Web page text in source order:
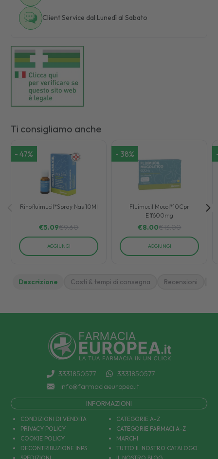
Client Service dal Lunedì al Sabato
Ti consigliamo anche
- 47%
Rinofluimucil*Spray Nas 10Ml
€5.09€9.60
AGGIUNGI
- 38%
Fluimucil Mucol*10Cpr
Eff600mg
€8.00€13.00
AGGIUNGI
Descrizione Costi & tempi di consegna Recensioni
3331850577
3331850577
info@farmaciaeuropea.it
INFORMAZIONI
CONDIZIONI DI VENDITA
PRIVACY POLICY
COOKIE POLICY
DECONTRIBUZIONE INPS
CATEGORIE A-Z
CATEGORIE FARMACI A-Z
MARCHI
TUTTO IL NOSTRO CATALOGO